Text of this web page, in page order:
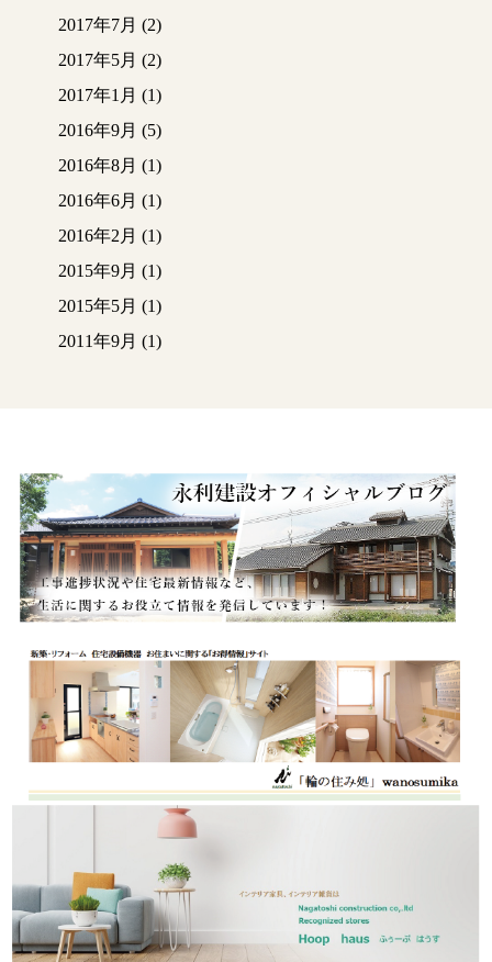
2017年7月 (2)
2017年5月 (2)
2017年1月 (1)
2016年9月 (5)
2016年8月 (1)
2016年6月 (1)
2016年2月 (1)
2015年9月 (1)
2015年5月 (1)
2011年9月 (1)